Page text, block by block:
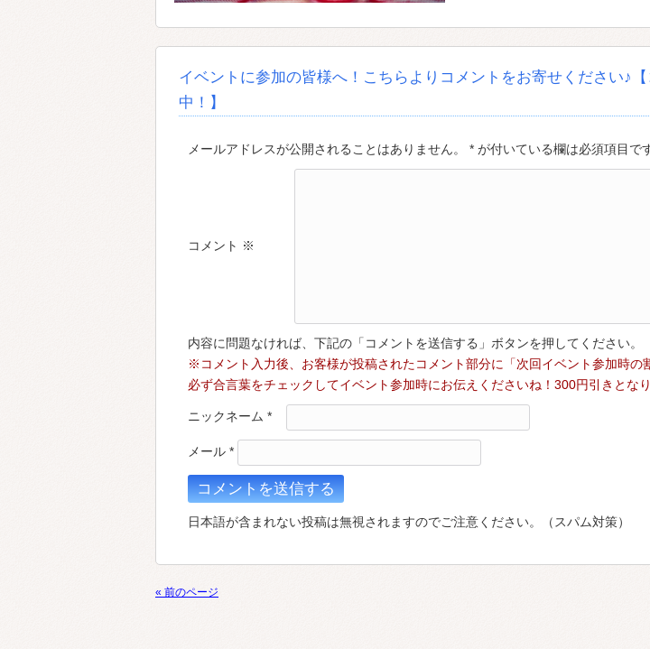
イベントに参加の皆様へ！こちらよりコメントをお寄せください♪
中！】
メールアドレスが公開されることはありません。 * が付いている欄は必須項目で
コメント ※
内容に問題なければ、下記の「コメントを送信する」ボタンを押してください。
※コメント入力後、お客様が投稿されたコメント部分に「次回イベント参加時の
必ず合言葉をチェックしてイベント参加時にお伝えくださいね！300円引きとな
ニックネーム *
メール *
日本語が含まれない投稿は無視されますのでご注意ください。（スパム対策）
« 前のページ